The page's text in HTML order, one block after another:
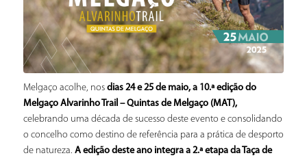
Melgaço acolhe, nos dias 24 e 25 de maio, a 10.ª edição do
Melgaço Alvarinho Trail – Quintas de Melgaço (MAT),
celebrando uma década de sucesso deste evento e consolidando
o concelho como destino de referência para a prática de desporto
de natureza. A edição deste ano integra a 2.ª etapa da Taça de